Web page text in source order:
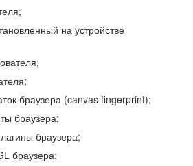
на устройстве
браузера (canvas fingerprint);
браузера;
браузера;
браузера;